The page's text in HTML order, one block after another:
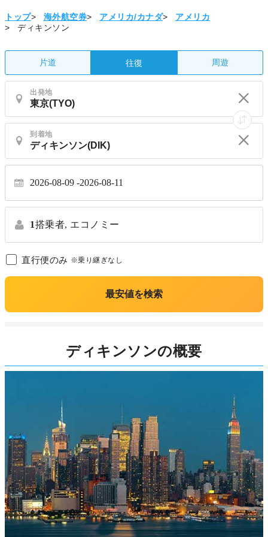
トップ> 海外航空券> アメリカ/カナダ>
アメリカ
>
ディキンソン
片道 往復 周遊
出発地
到着地
2026-08-09 2026-08-11
1搭乗者, エコノミー
直行便のみ ※乗り継ぎなし
最安値を検索
ディキンソンの概要